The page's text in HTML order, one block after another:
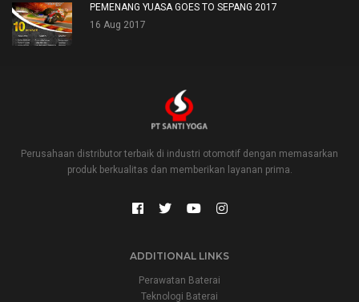
PEMENANG YUASA GOES TO SEPANG 2017
16 Aug 2017
Perusahaan distributor terbaik di industri otomotif dengan memasarkan
produk berkualitas dan memberikan layanan prima.
ADDITIONAL LINKS
Perawatan Baterai
Teknologi Baterai